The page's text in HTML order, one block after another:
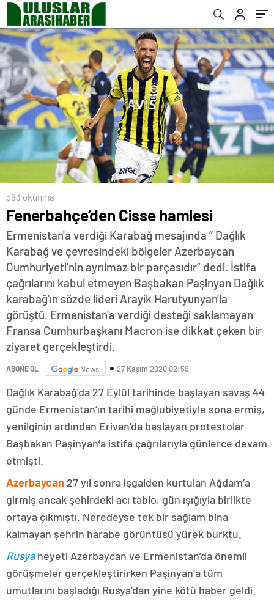
583 okunma
Fenerbahçe’den Cisse hamlesi
Ermenistan'a verdiği Karabağ mesajında “ Dağlık
Karabağ ve çevresindeki bölgeler Azerbaycan
Cumhuriyeti'nin ayrılmaz bir parçasıdır” dedi. İstifa
çağrılarını kabul etmeyen Başbakan Paşinyan Dağlık
karabağ'ın sözde lideri Arayik Harutyunyan'la
görüştü. Ermenistan'a verdiği desteği saklamayan
Fransa Cumhurbaşkanı Macron ise dikkat çeken bir
ziyaret gerçekleştirdi.
ABONE OL News 27 Kasım 2020 02:59
Dağlık Karabağ’da 27 Eylül tarihinde başlayan savaş 44
günde Ermenistan’ın tarihi mağlubiyetiyle sona ermiş,
yenilginin ardından Erivan’da başlayan protestolar
Başbakan Paşinyan’a istifa çağrılarıyla günlerce devam
etmişti.
Azerbaycan 27 yıl sonra işgalden kurtulan Ağdam’a
girmiş ancak şehirdeki acı tablo, gün ışığıyla birlikte
ortaya çıkmıştı. Neredeyse tek bir sağlam bina
kalmayan şehrin harabe görüntüsü yürek burktu.
Rusyaheyeti Azerbaycan ve Ermenistan’da önemli
görüşmeler gerçekleştirirken Paşinyan’a tüm
umutlarını başladığı Rusya’dan yine kötü haber geldi.